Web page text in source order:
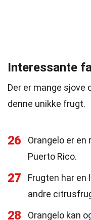
Interessante
Der er mange
denne unikke frugt.
26
Orangelo er
Puerto Rico.
27
Frugten har en
andre
28 Orangelo kan